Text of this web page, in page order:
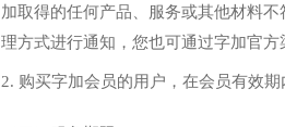
加取得的任何产品、服务或其他材料
理方式进行通知，您也可通过字加官
2. 购买字加会员的用户，在会员有效